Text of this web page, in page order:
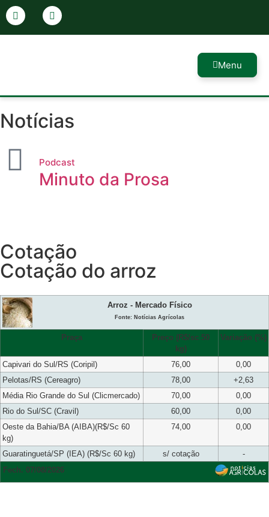
Menu
Notícias
Podcast
Minuto da Prosa
Cotação
Cotação do arroz
Arroz - Mercado Físico
Fonte: Notícias Agrícolas
Praça
Preço (R$/sc 50
kg)
Variação (%)
Capivari do Sul/RS (Coripil) 76,00
0,00
Pelotas/RS (Cereagro)
78,00
+2,63
Média Rio Grande do Sul (Clicmercado)
70,00
0,00
Rio do Sul/SC (Cravil)
60,00
0,00
Oeste da Bahia/BA (AIBA)(R$/Sc 60
kg)
74,00 0,00
Guaratinguetá/SP (IEA) (R$/Sc 60 kg) s/ cotação
-
Fech. 07/08/2026